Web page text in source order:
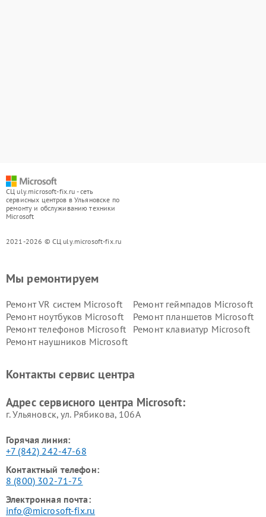
СЦ uly.microsoft-fix.ru - сеть
сервисных центров в Ульяновске по
ремонту и обслуживанию техники
Microsoft
2021-2026 © СЦ uly.microsoft-fix.ru
Мы ремонтируем
Ремонт VR систем Microsoft
Ремонт геймпадов Microsoft
Ремонт ноутбуков Microsoft
Ремонт планшетов Microsoft
Ремонт телефонов Microsoft
Ремонт клавиатур Microsoft
Ремонт наушников Microsoft
Контакты сервис центра
Адрес сервисного центра Microsoft:
г. Ульяновск, ул. Рябикова, 106А
Горячая линия:
+7 (842) 242-47-68
Контактный телефон:
8 (800) 302-71-75
Электронная почта:
info@microsoft-fix.ru